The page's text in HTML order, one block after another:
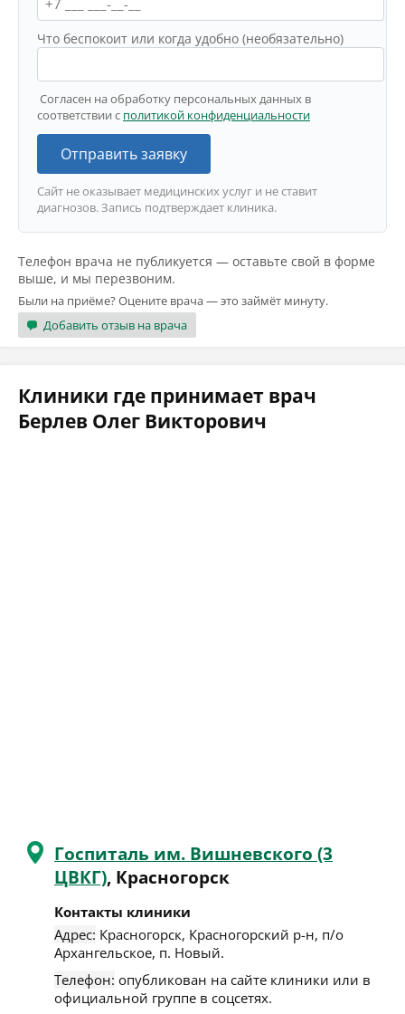
Что беспокоит или когда удобно (необязательно)
Согласен на обработку персональных данных в
соответствии с политикой конфиденциальности
Отправить заявку
Сайт не оказывает медицинских услуг и не ставит
диагнозов. Запись подтверждает клиника.
Телефон врача не публикуется — оставьте свой в форме
выше, и мы перезвоним.
Были на приёме? Оцените врача — это займёт минуту.
Добавить отзыв на врача
Клиники где принимает врач
Берлев Олег Викторович
Госпиталь им. Вишневского (3
ЦВКГ), Красногорск
Контакты клиники
Адрес: Красногорск, Красногорский р-н, п/о
Архангельское, п. Новый.
Телефон: опубликован на сайте клиники или в
официальной группе в соцсетях.